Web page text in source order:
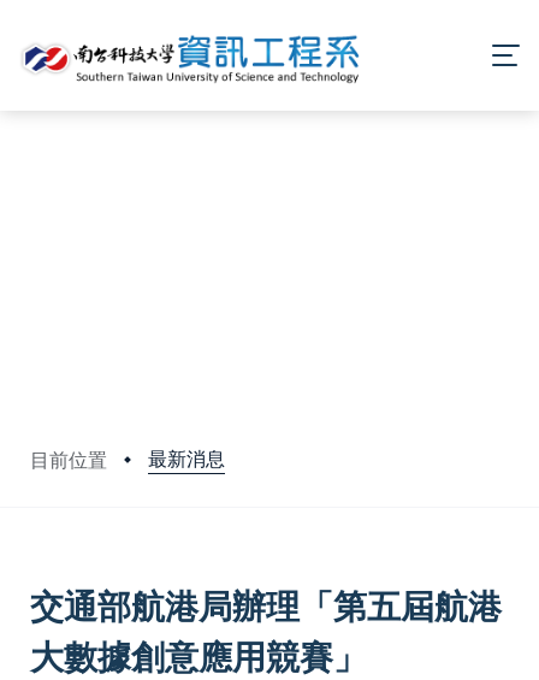
目前位置 最新消息
交通部航港局辦理「第五屆航港
大數據創意應用競賽」